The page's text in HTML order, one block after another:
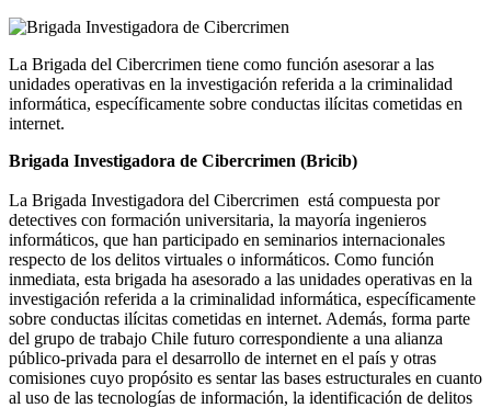
La Brigada del Cibercrimen tiene como función asesorar a las
unidades operativas en la investigación referida a la criminalidad
informática, específicamente sobre conductas ilícitas cometidas en
internet.
Brigada Investigadora de Cibercrimen (Bricib)
La Brigada Investigadora del Cibercrimen está compuesta por
detectives con formación universitaria, la mayoría ingenieros
informáticos, que han participado en seminarios internacionales
respecto de los delitos virtuales o informáticos. Como función
inmediata, esta brigada ha asesorado a las unidades operativas en la
investigación referida a la criminalidad informática, específicamente
sobre conductas ilícitas cometidas en internet. Además, forma parte
del grupo de trabajo Chile futuro correspondiente a una alianza
público-privada para el desarrollo de internet en el país y otras
comisiones cuyo propósito es sentar las bases estructurales en cuanto
al uso de las tecnologías de información, la identificación de delitos